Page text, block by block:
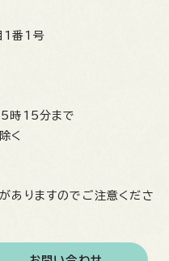
1番1号
時15分まで
く
ありますのでご注意くださ